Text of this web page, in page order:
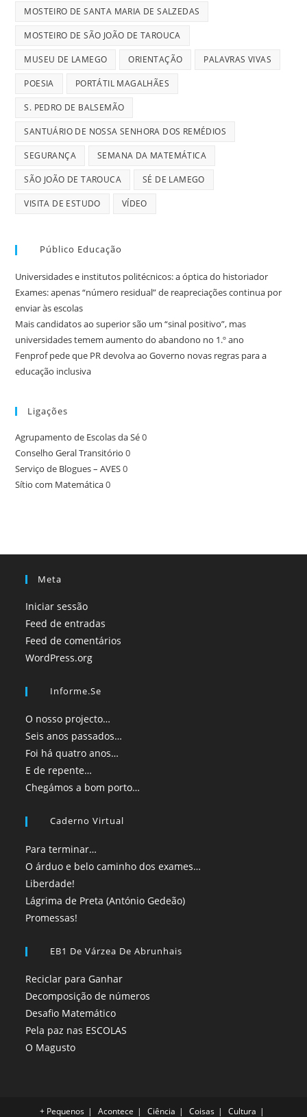
MOSTEIRO DE SANTA MARIA DE SALZEDAS
MOSTEIRO DE SÃO JOÃO DE TAROUCA
MUSEU DE LAMEGO ORIENTAÇÃO PALAVRAS VIVAS
POESIA PORTÁTIL MAGALHÃES
S. PEDRO DE BALSEMÃO
SANTUÁRIO DE NOSSA SENHORA DOS REMÉDIOS
SEGURANÇA SEMANA DA MATEMÁTICA
SÃO JOÃO DE TAROUCA SÉ DE LAMEGO
VISITA DE ESTUDO VÍDEO
Público Educação
Universidades e institutos politécnicos: a óptica do historiador
Exames: apenas “número residual” de reapreciações continua por
enviar às escolas
Mais candidatos ao superior são um “sinal positivo”, mas
universidades temem aumento do abandono no 1.º ano
Fenprof pede que PR devolva ao Governo novas regras para a
educação inclusiva
Ligações
Agrupamento de Escolas da Sé0
Conselho Geral Transitório 0
Serviço de Blogues – AVES0
Sítio com Matemática0
Meta
Iniciar sessão
Feed de entradas
Feed de comentários
WordPress.org
Informe.se
O nosso projecto…
Seis anos passados…
Foi há quatro anos…
E de repente…
Chegámos a bom porto…
Caderno Virtual
Para terminar…
O árduo e belo caminho dos exames…
Liberdade!
Lágrima de Preta (António Gedeão)
Promessas!
EB1 De Várzea De Abrunhais
Reciclar para Ganhar
Decomposição de números
Desafio Matemático
Pela paz nas ESCOLAS
O Magusto
+ Pequenos Acontece Ciência Coisas Cultura